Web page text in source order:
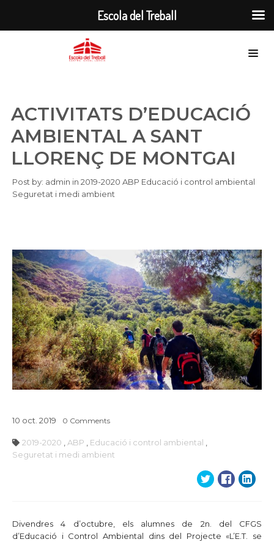
ACTIVITATS D’EDUCACIÓ
AMBIENTAL A SANT
LLORENÇ DE MONTGAI
Post by: admin in 2019-2020 ABP Educació i control ambiental
Seguretat i medi ambient
10 oct. 2019 0 Comments
2019-2020 ABP Educació i control ambiental
Seguretat i medi ambient
Divendres 4 d’octubre, els alumnes de 2n. del CFGS
d’Educació i Control Ambiental dins del Projecte «L’E.T. se
Escola del Treball